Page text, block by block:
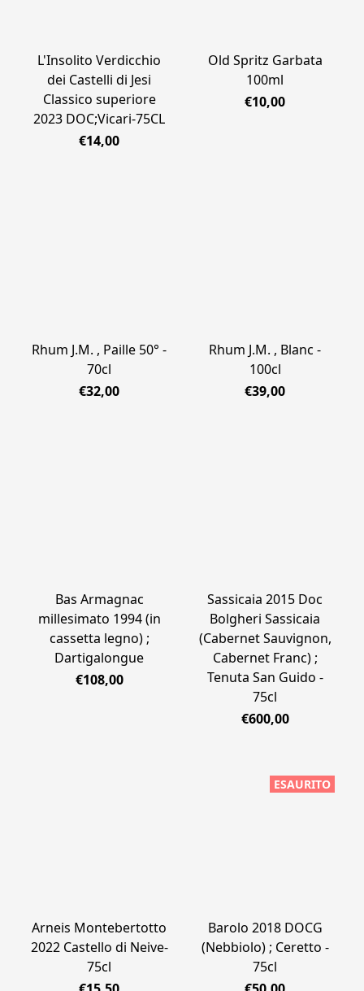
L'Insolito Verdicchio
dei Castelli di Jesi
Classico superiore
2023 DOC;Vicari-75CL
€14,00
Old Spritz Garbata
100ml
€10,00
Rhum J.M. , Paille 50° -
70cl
€32,00
Rhum J.M. , Blanc -
100cl
€39,00
Bas Armagnac
millesimato 1994 (in
cassetta legno) ;
Dartigalongue
€108,00
Sassicaia 2015 Doc
Bolgheri Sassicaia
(Cabernet Sauvignon,
Cabernet Franc) ;
Tenuta San Guido -
75cl
€600,00
Arneis Montebertotto
2022 Castello di Neive-
75cl
ESAURITO
Barolo 2018 DOCG
(Nebbiolo) ; Ceretto -
75cl